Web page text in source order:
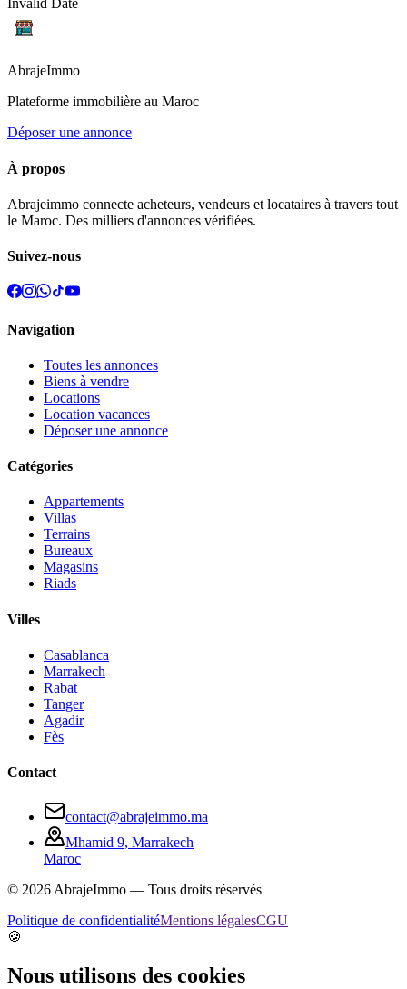
Invalid Date
AbrajeImmo
Plateforme immobilière au Maroc
Déposer une annonce
À propos
Abrajeimmo connecte acheteurs, vendeurs et locataires à travers tout
le Maroc. Des milliers d'annonces vérifiées.
Suivez-nous
Navigation
Toutes les annonces
Biens à vendre
Locations
Location vacances
Déposer une annonce
Catégories
Appartements
Villas
Terrains
Bureaux
Magasins
Riads
Villes
Casablanca
Marrakech
Rabat
Tanger
Agadir
Fès
Contact
contact@abrajeimmo.ma
Mhamid 9, Marrakech
Maroc
© 2026AbrajeImmo — Tous droits réservés
Politique de confidentialitéMentions légalesCGU
🍪
Nous utilisons des cookies